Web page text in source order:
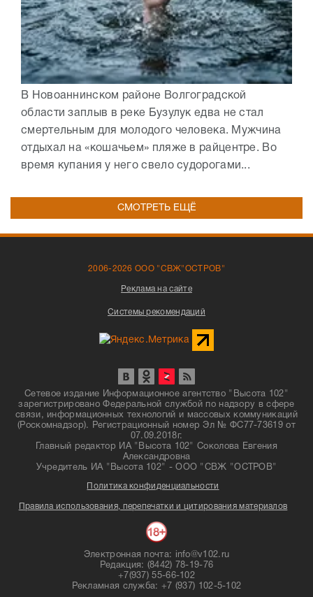
В Новоаннинском районе Волгоградской
области заплыв в реке Бузулук едва не стал
смертельным для молодого человека. Мужчина
отдыхал на «кошачьем» пляже в райцентре. Во
время купания у него свело судорогами...
СМОТРЕТЬ ЕЩЁ
2006-2026 ООО "СВЖ"ОСТРОВ"
Реклама на сайте
Системы рекомендаций
Сетевое издание Информационное агентство "Высота 102"
зарегистрировано Федеральной службой по надзору в сфере
связи, информационных технологий и массовых коммуникаций
(Роскомнадзор). Регистрационный номер Эл № ФС77-73619 от
07.09.2018г.
Главный редактор ИА "Высота 102" Соколова Евгения
Александровна
Учредитель ИА "Высота 102" - ООО "СВЖ "ОСТРОВ"
Политика конфиденциальности
Правила использования, перепечатки и цитирования материалов
Электронная почта: info@v102.ru
Редакция: (8442) 78-19-76
+7(937) 55-66-102
Рекламная служба: +7 (937) 102-5-102